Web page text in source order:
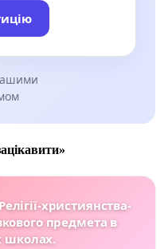
християнства-
предмета в
школах.